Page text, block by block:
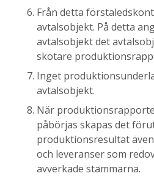
Från detta
avtalsobjekt. På detta
avtalsobjekt det
skotare
Inget
avtalsobjekt.
När
påbörjas skapas det
produktionsresultat
och leveranser som
avverkade stammarna.